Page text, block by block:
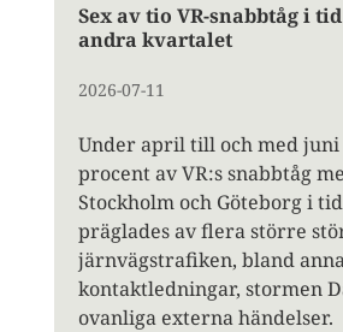
Sex av tio VR-snabbtåg i
andra kvartalet
2026-07-11
Under april till och med juni
procent av VR:s snabbtåg
Stockholm och Göteborg i
präglades av flera större
järnvägstrafiken, bland
kontaktledningar, stormen
ovanliga externa händelser.